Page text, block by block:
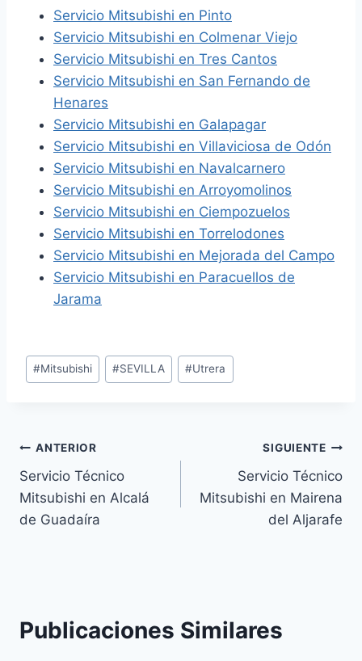
Servicio Mitsubishi en Pinto
Servicio Mitsubishi en Colmenar Viejo
Servicio Mitsubishi en Tres Cantos
Servicio Mitsubishi en San Fernando de
Henares
Servicio Mitsubishi en Galapagar
Servicio Mitsubishi en Villaviciosa de Odón
Servicio Mitsubishi en Navalcarnero
Servicio Mitsubishi en Arroyomolinos
Servicio Mitsubishi en Ciempozuelos
Servicio Mitsubishi en Torrelodones
Servicio Mitsubishi en Mejorada del Campo
Servicio Mitsubishi en Paracuellos de
Jarama
Etiquetas
de
#Mitsubishi #SEVILLA #Utrera
Navegación
de
entradas
ANTERIOR
Servicio Técnico
Mitsubishi en Alcalá
de Guadaíra
SIGUIENTE
Servicio Técnico
Mitsubishi en Mairena
del Aljarafe
Publicaciones Similares